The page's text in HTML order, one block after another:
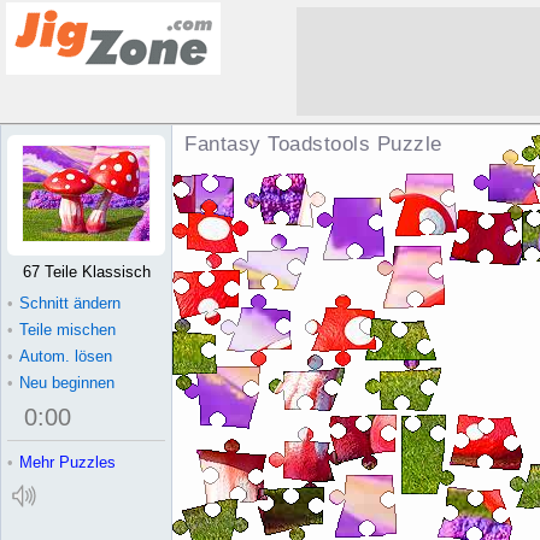
Fantasy Toadstools Puzzle
67 Teile Klassisch
• Schnitt ändern
• Teile mischen
• Autom. lösen
• Neu beginnen
0:00
• Mehr Puzzles